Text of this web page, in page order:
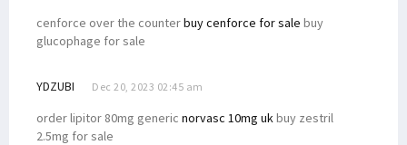
cenforce over the counterbuy cenforce for sale buy
glucophage for sale
YDZUBI Dec 20, 2023 02:45 am
order lipitor 80mg generic norvasc 10mg ukbuy zestril
2.5mg for sale